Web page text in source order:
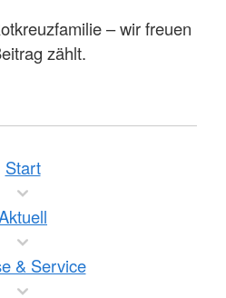
– wir freuen
zählt.
Start
& Service